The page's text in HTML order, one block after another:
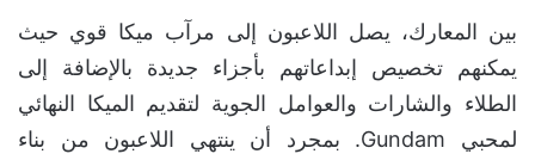
بين المعارك، يصل اللاعبون إلى مرآب ميكا قوي حيث
يمكنهم تخصيص إبداعاتهم بأجزاء جديدة بالإضافة إلى
الطلاء والشارات والعوامل الجوية لتقديم الميكا النهائي
لمحبي Gundam. بمجرد أن ينتهي اللاعبون من بناء